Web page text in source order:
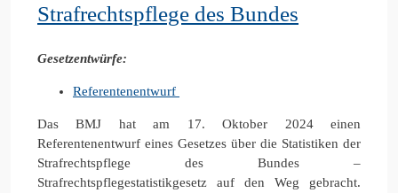
Strafrechtspflege des Bundes
Gesetzentwürfe:
Referentenentwurf
Das BMJ hat am 17. Oktober 2024 einen
Referentenentwurf eines Gesetzes über die Statistiken der
Strafrechtspflege des Bundes –
Strafrechtspflegestatistikgesetz auf den Weg gebracht.